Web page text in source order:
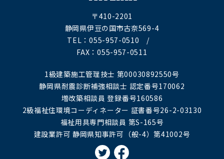
〒410-2201
静岡県伊豆の国市古奈569-4
TEL：055-957-0510 /
FAX：055-957-0511
1級建築施工管理技士 第00030892550号
静岡県耐震診断補強相談士 認定番号170062
増改築相談員 登録番号160586
2級福祉住環境コーディネーター 証書番号26-2-03130
福祉用具専門相談員 第S-165号
建設業許可 静岡県知事許可（般-4）第41002号